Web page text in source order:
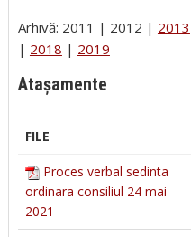
Arhivă: 2011 | 2012 | 2013
| 2018 | 2019
Atașamente
FILE
Proces verbal sedinta
ordinara consiliul 24 mai
2021